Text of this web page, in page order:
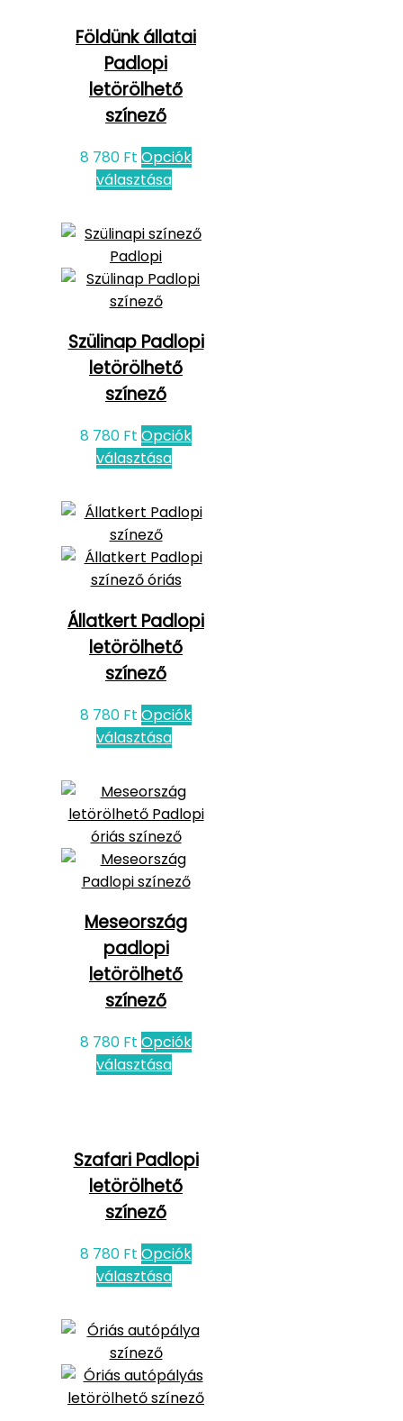
Földünk állatai
Padlopi
letörölhető
színező
8 780 Ft Opciók
választása
Szülinap Padlopi
letörölhető
színező
8 780 Ft Opciók
választása
Állatkert Padlopi
letörölhető
színező
8 780 Ft Opciók
választása
Meseország
padlopi
letörölhető
színező
8 780 Ft Opciók
választása
Szafari Padlopi
letörölhető
színező
8 780 Ft Opciók
választása